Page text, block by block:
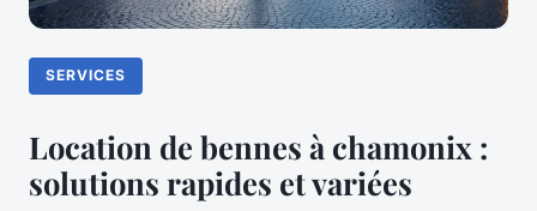
SERVICES
Location de bennes à chamonix :
solutions rapides et variées